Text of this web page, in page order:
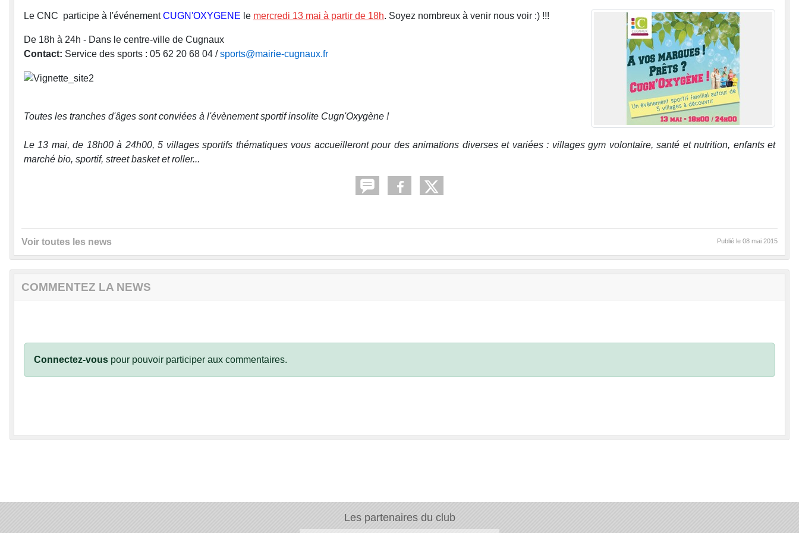
Le CNC participe à l'événementCUGN'OXYGENE le mercredi 13 mai à partir de 18h. Soyez nombreux à venir nous voir :) !!!
De 18h à 24h - Dans le centre-ville de Cugnaux
Contact: Service des sports : 05 62 20 68 04 /sports@mairie-cugnaux.fr
Toutes les tranches d'âges sont conviées à l'évènement sportif insolite Cugn'Oxygène !
Le 13 mai, de 18h00 à 24h00, 5 villages sportifs thématiques vous accueilleront pour des animations diverses et variées : villages gym volontaire, santé et nutrition, enfants et
marché bio, sportif, street basket et roller...
Voir toutes les news Publié le 08 mai 2015
COMMENTEZ LA NEWS
Connectez-vous pour pouvoir participer aux commentaires.
Les partenaires du club